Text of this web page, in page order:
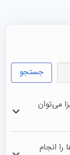
جستجو
می‌توان
انجام